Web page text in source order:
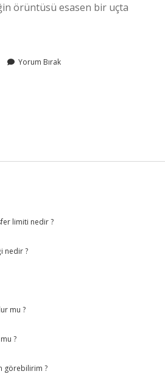
örüntüsü esasen bir uçta
Yorum Bırak
limiti nedir ?
nedir ?
mu ?
?
görebilirim ?